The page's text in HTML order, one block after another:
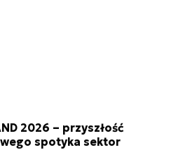
2026 – przyszłość
spotyka sektor